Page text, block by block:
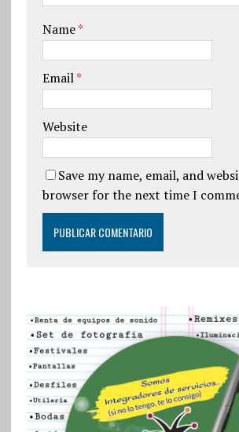
Name*
Email*
Website
Save my name, email, and
browser for the next time I